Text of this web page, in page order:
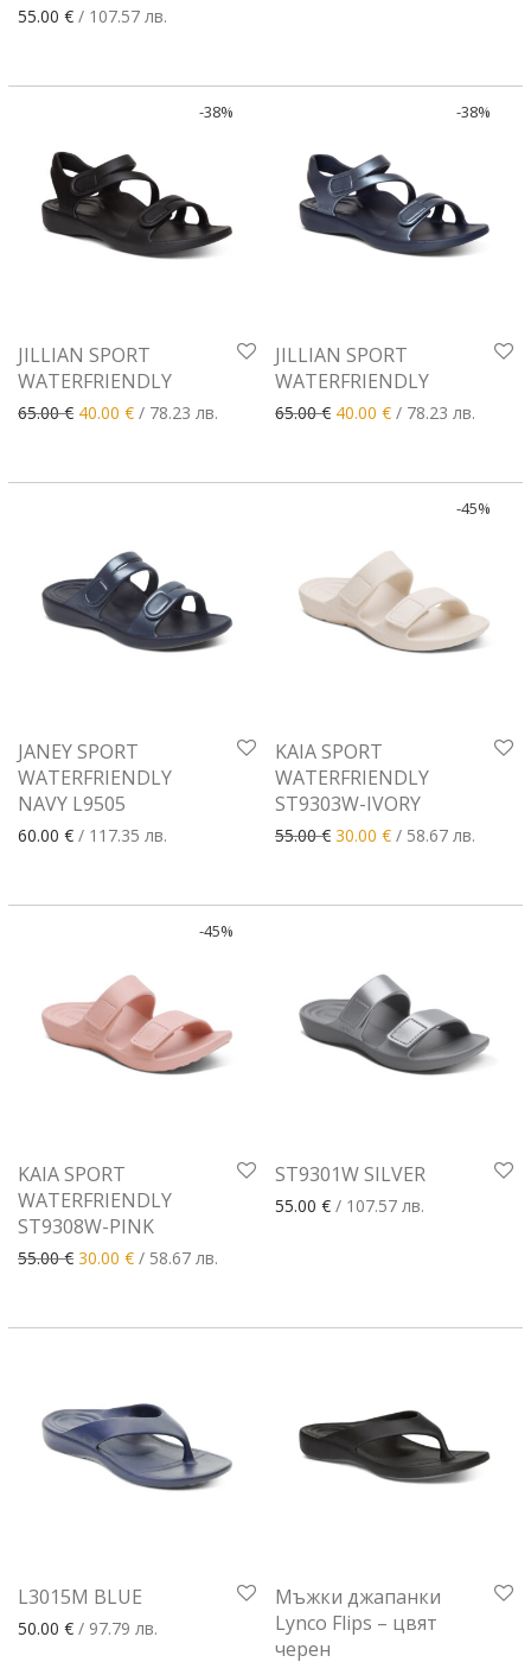
55.00 € / 107.57 лв.
-38%
JILLIAN SPORT
WATERFRIENDLY
65.00€ Original price was: 65.00 €.
40.00 €Текущата цена е: 40.00 €.
/ 78.23 лв.
-38%
JILLIAN SPORT
WATERFRIENDLY
65.00€ Original price was: 65.00
40.00 €Текущата цена
/ 78.23 лв.
JANEY SPORT
WATERFRIENDLY
NAVY L9505
60.00 € / 117.35 лв.
-45%
KAIA SPORT
WATERFRIENDLY
ST9303W-IVORY
55.00€ Original price was: 55.00
30.00 €Текущата цена
/ 58.67 лв.
-45%
KAIA SPORT
WATERFRIENDLY
ST9308W-PINK
55.00€ Original price was: 55.00 €.
30.00 €Текущата цена е: 30.00 €.
/ 58.67 лв.
ST9301W SILVER
55.00 € / 107.57 лв.
L3015M BLUE
50.00 € / 97.79 лв.
Мъжки джапанки
Lynco Flips – цвят
черен